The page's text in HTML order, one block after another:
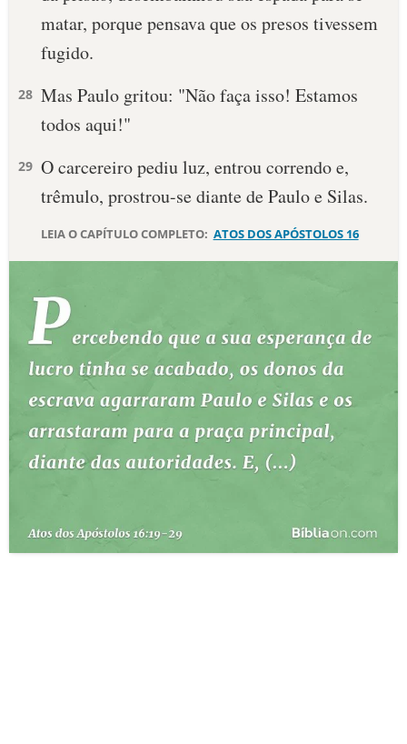
matar, porque pensava que os presos tivessem
fugido.
28 Mas Paulo gritou: "Não faça isso! Estamos
todos aqui!"
29 O carcereiro pediu luz, entrou correndo e,
trêmulo, prostrou-se diante de Paulo e Silas.
LEIA O CAPÍTULO COMPLETO: ATOS DOS APÓSTOLOS 16